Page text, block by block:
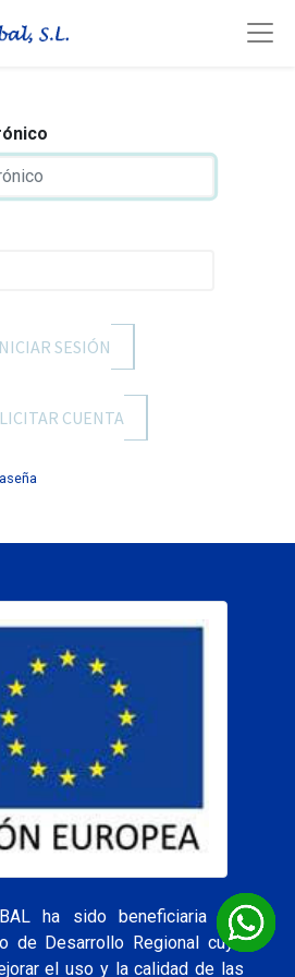
SESIÓN
CUENTA
ha sido beneficiaria del
de Desarrollo Regional cuyo
el uso y la calidad de las